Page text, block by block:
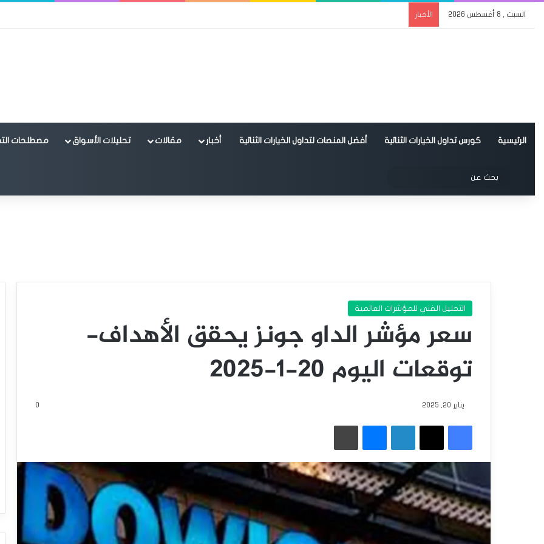
السبت , 8 أغسطس 2026 الأخبار
الرئيسية كورس تداول الخيارات الثنائية أفضل المنصات لتداول الخيارات الثنائية أخبار مقالات تحليلات الأسواق مصطلحات
الوضع المظلم
عن
التحليل الفني للمؤشرات العالمية
سعر مؤشر الداو جونز يحقق الأهداف-
توقعات اليوم 20-1-2025
يناير 20, 2025 0
فيسبوك
‫X لينكدإن ماسنجر طباعة